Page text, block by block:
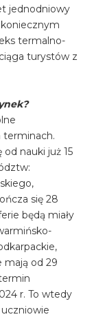
jednodniowy
termalno-
turystów z
terminach.
nauki już 15
się 28
będą miały
mają od 29
r. To wtedy